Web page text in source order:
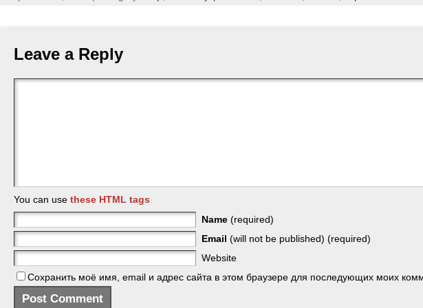
Leave a Reply
You can use these HTML tags
Name (required)
Email (will not be published) (required)
Website
Сохранить моё имя, email и адрес сайта в этом браузере для последующих моих